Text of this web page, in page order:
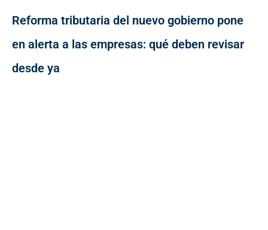
Reforma tributaria del nuevo gobierno pone
en alerta a las empresas: qué deben revisar
desde ya